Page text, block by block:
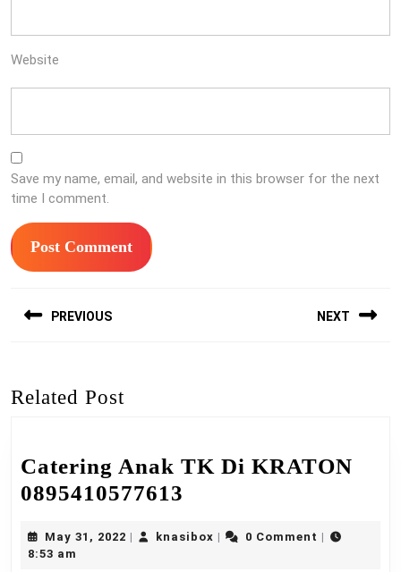
Website
Save my name, email, and website in this browser for the next
time I comment.
navigation
PREVIOUS NEXT
Related Post
Catering Anak TK Di KRATON
0895410577613
TK
May 31, 2022 May
knasiboxknasibox0 Comment
8:53 am